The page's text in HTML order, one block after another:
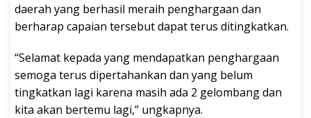
daerah yang berhasil meraih penghargaan dan
berharap capaian tersebut dapat terus ditingkatkan.
“Selamat kepada yang mendapatkan penghargaan
semoga terus dipertahankan dan yang belum
tingkatkan lagi karena masih ada 2 gelombang dan
kita akan bertemu lagi,” ungkapnya.